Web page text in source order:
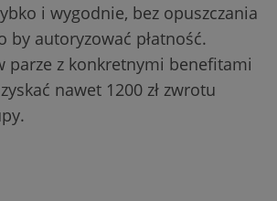
i wygodnie, bez opuszczania
by autoryzować płatność.
parze z konkretnymi benefitami
nawet 1200 zł zwrotu